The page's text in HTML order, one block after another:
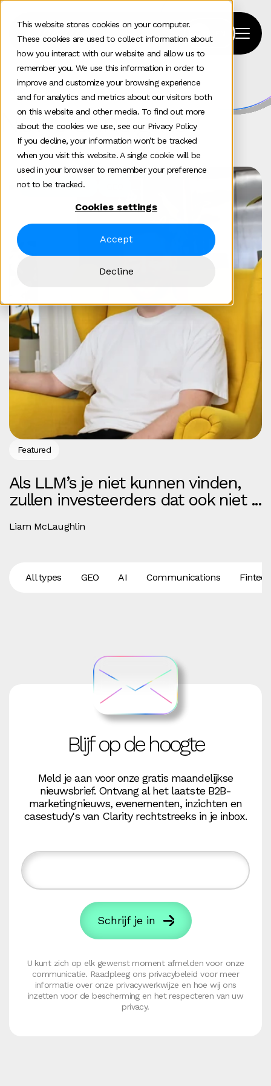
This website stores cookies on your computer.
These cookies are used to collect information about
how you interact with our website and allow us to
remember you. We use this information in order to
improve and customize your browsing experience
and for analytics and metrics about our visitors both
on this website and other media. To find out more
about the cookies we use, see our Privacy Policy
If you decline, your information won’t be tracked
when you visit this website. A single cookie will be
used in your browser to remember your preference
not to be tracked.
Cookies settings
Accept
Decline
Home News and insights
News & Insights
Communications
Featured
Als LLM’s je niet kunnen vinden,
zullen investeerders dat ook niet ...
Liam McLaughlin
All types GEO AI Communications Fintech
Blijf op de hoogte
Meld je aan voor onze gratis maandelijkse
nieuwsbrief. Ontvang al het laatste B2B-
marketingnieuws, evenementen, inzichten en
casestudy's van Clarity rechtstreeks in je inbox.
U kunt zich op elk gewenst moment afmelden voor onze
communicatie. Raadpleeg ons privacybeleid voor meer
informatie over onze privacywerkwijze en hoe wij ons
inzetten voor de bescherming en het respecteren van uw
privacy.